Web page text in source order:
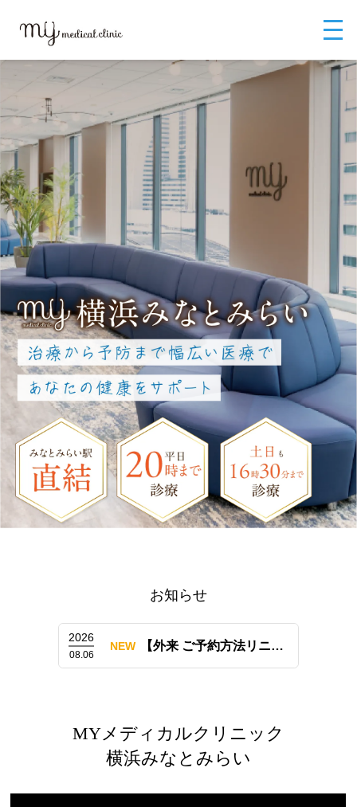
ニック横浜みなとみらい-yahoo
お知らせ
2026
08.06
NEW 【外来 ご予約方法リニューアルのお知らせ（LINE予約も開始）】
MYメディカルクリニック
横浜みなとみらい